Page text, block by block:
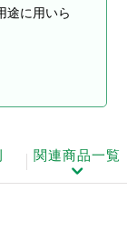
途に用いら
関連商品一覧